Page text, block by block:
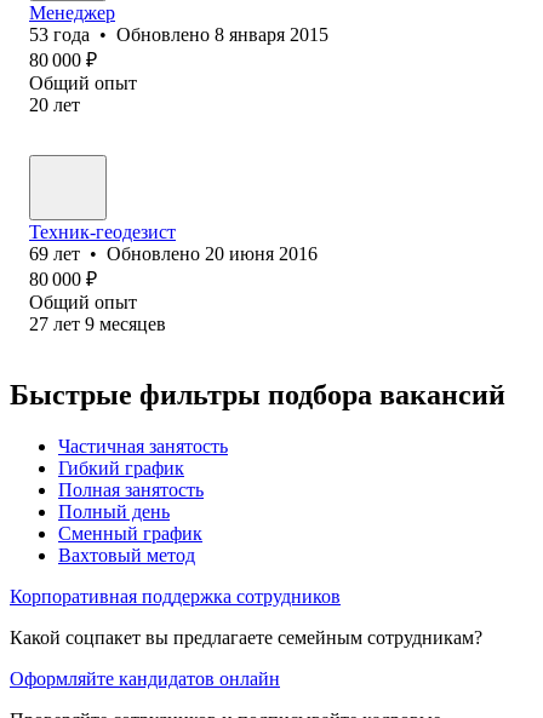
Менеджер
53 года • Обновлено 8 января 2015
80 000 ₽
Общий опыт
20 лет
Техник-геодезист
69 лет • Обновлено 20 июня 2016
80 000 ₽
Общий опыт
27 лет 9 месяцев
Быстрые фильтры подбора вакансий
Частичная занятость
Гибкий график
Полная занятость
Полный день
Сменный график
Вахтовый метод
Корпоративная поддержка сотрудников
Какой соцпакет вы предлагаете семейным сотрудникам?
Оформляйте кандидатов онлайн